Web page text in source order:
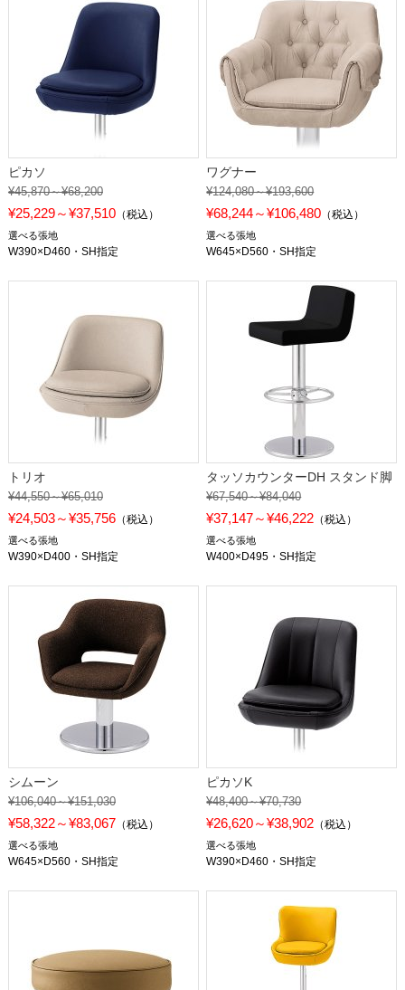
ピカソ
¥45,870～¥68,200
¥25,229～¥37,510（税込）
選べる張地
W390×D460・SH指定
ワグナー
¥124,080～¥193,600
¥68,244～¥106,480 （税込）
選べる張地
W645×D560・SH指定
トリオ
¥44,550～¥65,010
¥24,503～¥35,756（税込）
選べる張地
W390×D400・SH指定
タッソカウンターDH スタンド脚
¥67,540～¥84,040
¥37,147～¥46,222 （税込）
選べる張地
W400×D495・SH指定
シムーン
¥106,040～¥151,030
¥58,322～¥83,067 （税込）
選べる張地
W645×D560・SH指定
ピカソK
¥48,400～¥70,730
¥26,620～¥38,902 （税込）
選べる張地
W390×D460・SH指定